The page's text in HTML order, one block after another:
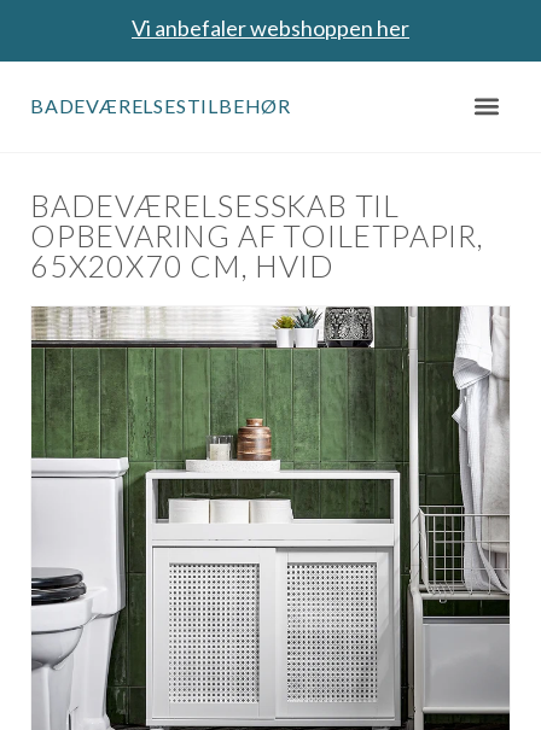
Vi anbefaler webshoppen her
BADEVÆRELSESTILBEHØR
BADEVÆRELSESSKAB TIL
OPBEVARING AF TOILETPAPIR,
65X20X70 CM, HVID